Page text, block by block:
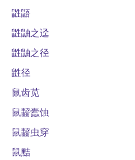
鼪鼯
鼪鼬之迳
鼪鼬之径
鼪径
鼠齿苋
鼠齧蠹蚀
鼠齧虫穿
鼠黠